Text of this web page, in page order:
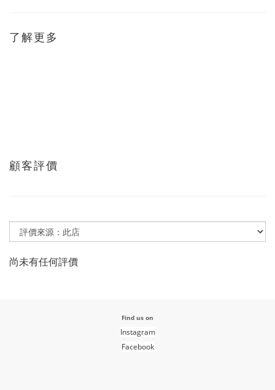
了解更多
顧客評價
尚未有任何評價
Find us on
Instagram
Facebook